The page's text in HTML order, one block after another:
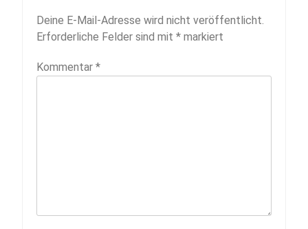
Deine E-Mail-Adresse wird nicht veröffentlicht.
Erforderliche Felder sind mit * markiert
Kommentar *